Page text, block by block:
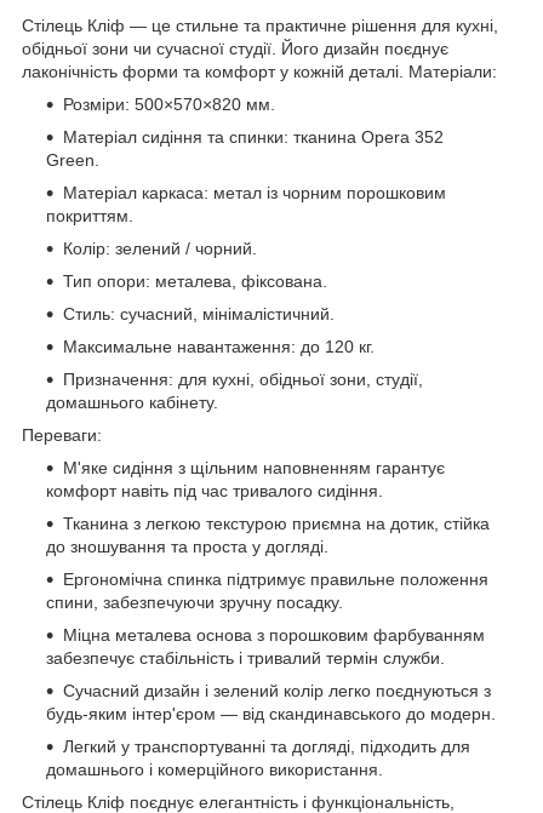
Стілець Кліф — це стильне та практичне рішення для кухні,
обідньої зони чи сучасної студії. Його дизайн поєднує
лаконічність форми та комфорт у кожній деталі. Матеріали:
Розміри: 500×570×820 мм.
Матеріал сидіння та спинки: тканина Opera 352
Green.
Матеріал каркаса: метал із чорним порошковим
покриттям.
Колір: зелений / чорний.
Тип опори: металева, фіксована.
Стиль: сучасний, мінімалістичний.
Максимальне навантаження: до 120 кг.
Призначення: для кухні, обідньої зони, студії,
домашнього кабінету.
Переваги:
М'яке сидіння з щільним наповненням гарантує
комфорт навіть під час тривалого сидіння.
Тканина з легкою текстурою приємна на дотик, стійка
до зношування та проста у догляді.
Ергономічна спинка підтримує правильне положення
спини, забезпечуючи зручну посадку.
Міцна металева основа з порошковим фарбуванням
забезпечує стабільність і тривалий термін служби.
Сучасний дизайн і зелений колір легко поєднуються з
будь-яким інтер'єром — від скандинавського до модерн.
Легкий у транспортуванні та догляді, підходить для
домашнього і комерційного використання.
Стілець Кліф поєднує елегантність і функціональність,